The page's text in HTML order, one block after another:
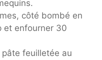
côté bombé en
et enfourner 30
feuilletée au